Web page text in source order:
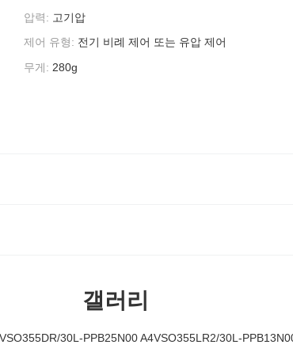
압력: 고기압
제어 유형: 전기 비례 제어 또는 유압 제어
무게: 280g
갤러리
30L-PPB25N00 A4VSO355LR2/30L-